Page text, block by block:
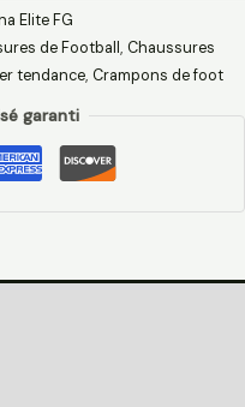
Elite FG
de Football , Chaussures
tendance, Crampons de foot
garanti